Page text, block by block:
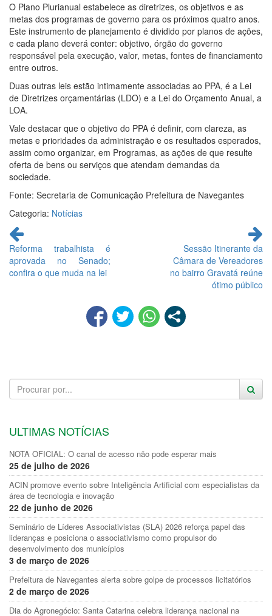
O Plano Plurianual estabelece as diretrizes, os objetivos e as
metas dos programas de governo para os próximos quatro anos.
Este instrumento de planejamento é dividido por planos de ações,
e cada plano deverá conter: objetivo, órgão do governo
responsável pela execução, valor, metas, fontes de financiamento
entre outros.
Duas outras leis estão intimamente associadas ao PPA, é a Lei
de Diretrizes orçamentárias (LDO) e a Lei do Orçamento Anual, a
LOA.
Vale destacar que o objetivo do PPA é definir, com clareza, as
metas e prioridades da administração e os resultados esperados,
assim como organizar, em Programas, as ações de que resulte
oferta de bens ou serviços que atendam demandas da
sociedade.
Fonte: Secretaria de Comunicação Prefeitura de Navegantes
Categoria: Notícias
Continue
lendo
Reforma trabalhista é
aprovada no Senado;
confira o que muda na lei
Sessão Itinerante da
Câmara de Vereadores
no bairro Gravatá reúne
ótimo público
ULTIMAS NOTÍCIAS
NOTA OFICIAL: O canal de acesso não pode esperar mais
25 de julho de 2026
ACIN promove evento sobre Inteligência Artificial com especialistas da
área de tecnologia e inovação
22 de junho de 2026
Seminário de Líderes Associativistas (SLA) 2026 reforça papel das
lideranças e posiciona o associativismo como propulsor do
desenvolvimento dos municípios
3 de março de 2026
Prefeitura de Navegantes alerta sobre golpe de processos licitatórios
2 de março de 2026
Dia do Agronegócio: Santa Catarina celebra liderança nacional na